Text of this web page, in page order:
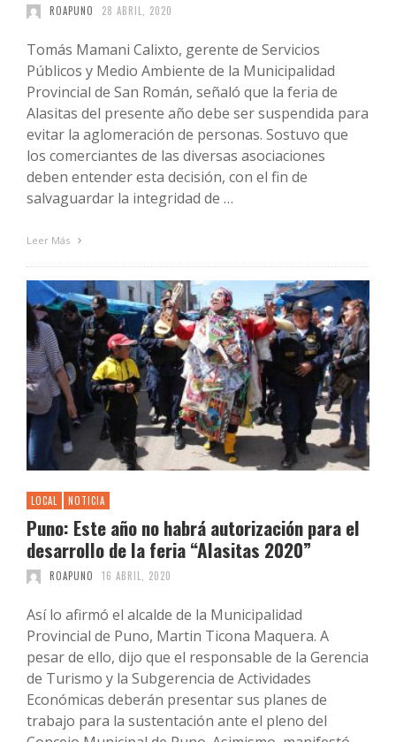
ROAPUNO 28 ABRIL, 2020
Tomás Mamani Calixto, gerente de Servicios
Públicos y Medio Ambiente de la Municipalidad
Provincial de San Román, señaló que la feria de
Alasitas del presente año debe ser suspendida para
evitar la aglomeración de personas. Sostuvo que
los comerciantes de las diversas asociaciones
deben entender esta decisión, con el fin de
salvaguardar la integridad de …
Leer Más
LOCAL NOTICIA
Puno: Este año no habrá autorización para el
desarrollo de la feria “Alasitas 2020”
ROAPUNO 16 ABRIL, 2020
Así lo afirmó el alcalde de la Municipalidad
Provincial de Puno, Martin Ticona Maquera. A
pesar de ello, dijo que el responsable de la Gerencia
de Turismo y la Subgerencia de Actividades
Económicas deberán presentar sus planes de
trabajo para la sustentación ante el pleno del